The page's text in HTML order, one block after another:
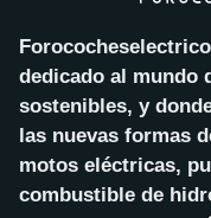
dedicado al mundo
sostenibles, y
las nuevas formas
motos eléctricas,
combustible de